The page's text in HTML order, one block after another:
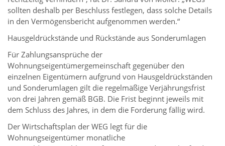
sollten deshalb per Beschluss festlegen, dass solche Details
in den Vermögensbericht aufgenommen werden.“
Hausgeldrückstände und Rückstände aus Sonderumlagen
Für Zahlungsansprüche der
Wohnungseigentümergemeinschaft gegenüber den
einzelnen Eigentümern aufgrund von Hausgeldrückständen
und Sonderumlagen gilt die regelmäßige Verjährungsfrist
von drei Jahren gemäß BGB. Die Frist beginnt jeweils mit
dem Schluss des Jahres, in dem die Forderung fällig wird.
Der Wirtschaftsplan der WEG legt für die
Wohnungseigentümer monatliche